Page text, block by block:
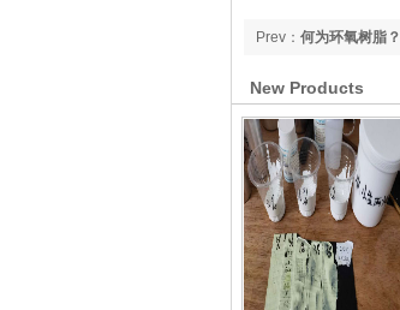
Prev： 何为环氧树脂？
New Products